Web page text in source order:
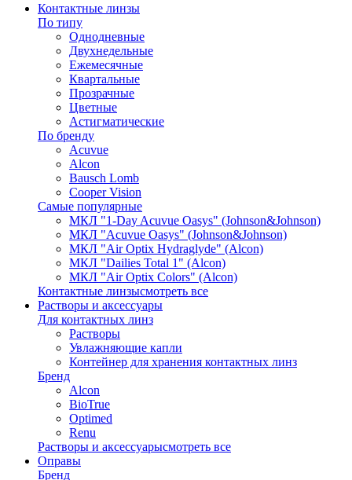
Контактные линзы
По типу
Однодневные
Двухнедельные
Ежемесячные
Квартальные
Прозрачные
Цветные
Астигматические
По бренду
Acuvue
Alcon
Bausch Lomb
Cooper Vision
Самые популярные
МКЛ "1-Day Acuvue Oasys" (Johnson&Johnson)
МКЛ "Acuvue Oasys" (Johnson&Johnson)
МКЛ "Air Optix Hydraglyde" (Alcon)
МКЛ "Dailies Total 1" (Alcon)
МКЛ "Air Optix Colors" (Alcon)
Контактные линзысмотреть все
Растворы и аксессуары
Для контактных линз
Растворы
Увлажняющие капли
Контейнер для хранения контактных линз
Бренд
Alcon
BioTrue
Optimed
Renu
Растворы и аксессуарысмотреть все
Оправы
Бренд